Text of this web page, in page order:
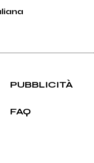
PUBBLICITÀ
FAQ